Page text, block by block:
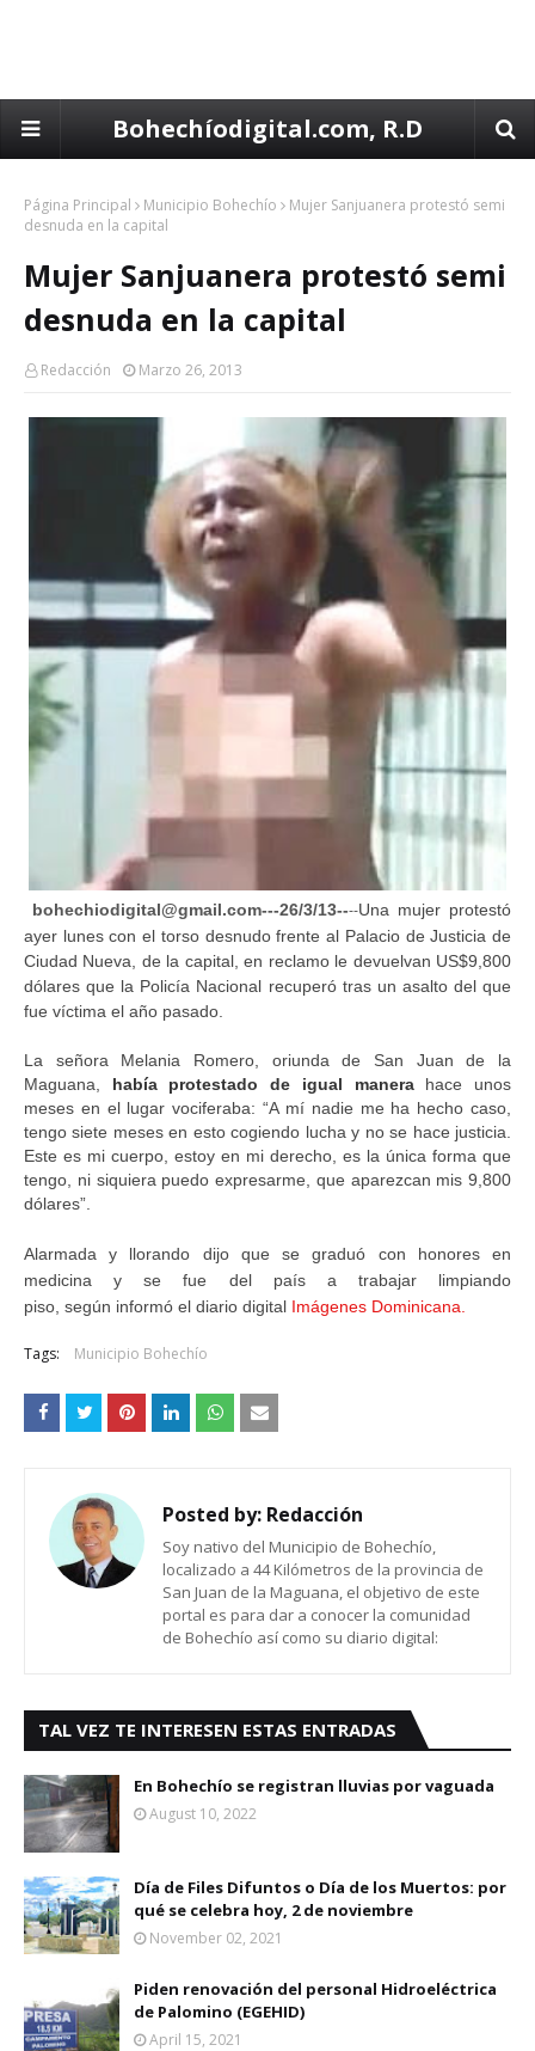
Bohechíodigital.com, R.D
Página Principal Municipio Bohechío
Mujer Sanjuanera protestó semi
desnuda en la capital
Mujer Sanjuanera protestó semi
desnuda en la capital
Redacción Marzo 26, 2013
bohechiodigital@gmail.com---26/3/13----Una mujer protestó
ayer lunes con el torso desnudo frente al Palacio de Justicia de
Ciudad Nueva, de la capital, en reclamo le devuelvan US$9,800
dólares que la Policía Nacional recuperó tras un asalto del que
fue víctima el año pasado.
La señora Melania Romero, oriunda de San Juan de la
Maguana, había protestado de igual manerahace unos
meses en el lugar vociferaba: “A mí nadie me ha hecho caso,
tengo siete meses en esto cogiendo lucha y no se hace justicia.
Este es mi cuerpo, estoy en mi derecho, es la única forma que
tengo, ni siquiera puedo expresarme, que aparezcan mis 9,800
dólares”.
Alarmada y llorando dijo que se graduó con honores en
medicina y se fue del país a trabajar limpiando
piso, según informó el diario digital Imágenes Dominicana.
Tags: Municipio Bohechío
Posted by: Redacción
Soy nativo del Municipio de Bohechío,
localizado a 44 Kilómetros de la provincia de
San Juan de la Maguana, el objetivo de este
portal es para dar a conocer la comunidad
de Bohechío así como su diario digital:
TAL VEZ TE INTERESEN ESTAS ENTRADAS
En Bohechío se registran lluvias por vaguada
August 10, 2022
Día de Files Difuntos o Día de los Muertos: por
qué se celebra hoy, 2 de noviembre
November 02, 2021
Piden renovación del personal Hidroeléctrica
de Palomino (EGEHID)
April 15, 2021